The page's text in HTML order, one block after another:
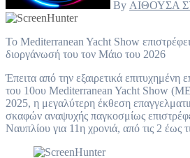
By ΑΙΘΟΥΣΑ
Το Mediterranean Yacht Show επιστρέφει στο Ναύπλιο για την 11η
διοργάνωσή του τον Μάιο του 2026
Έπειτα από την εξαιρετικά επιτυχημένη
του 10ου Mediterranean Yacht Show
2025, η μεγαλύτερη έκθεση
σκαφών αναψυχής παγκοσμίως
Ναυπλίου για 11η χρονιά, από τις 2 έως